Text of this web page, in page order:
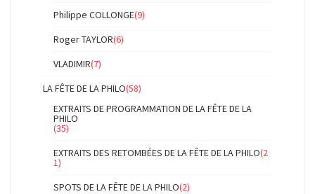
Philippe COLLONGE(9)
Roger TAYLOR(6)
VLADIMIR(7)
LA FÊTE DE LA PHILO(58)
EXTRAITS DE PROGRAMMATION DE LA FÊTE DE LA
PHILO
(35)
EXTRAITS DES RETOMBÉES DE LA FÊTE DE LA PHILO(2
1)
SPOTS DE LA FÊTE DE LA PHILO(2)